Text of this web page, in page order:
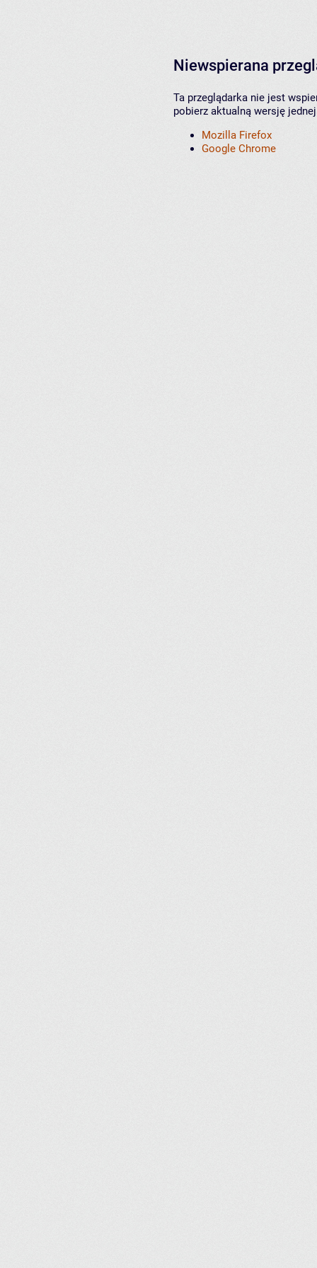
Niewspierana
Ta przeglądarka nie jest
pobierz aktualną wersję
Mozilla Firefox
Google Chrome